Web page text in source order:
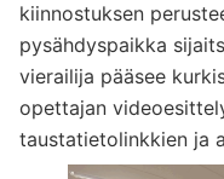
kiinnostuksen
pysähdyspaikka
vierailija pääsee
opettajan
taustatietolinkkien ja